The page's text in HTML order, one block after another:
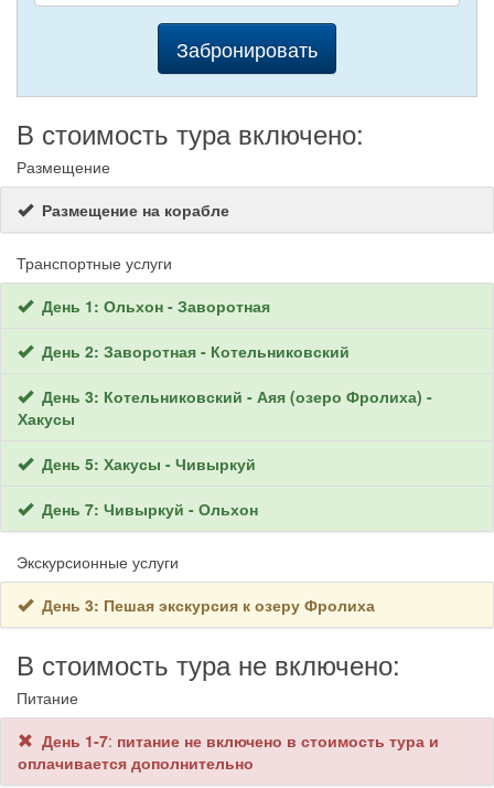
Забронировать
В стоимость тура включено:
Размещение
Размещение на корабле
Транспортные услуги
День 1: Ольхон - Заворотная
День 2: Заворотная - Котельниковский
День 3: Котельниковский - Аяя (озеро Фролиха) -
Хакусы
День 5: Хакусы - Чивыркуй
День 7: Чивыркуй - Ольхон
Экскурсионные услуги
День 3: Пешая экскурсия к озеру Фролиха
В стоимость тура не включено:
Питание
День 1-7: питание не включено в стоимость тура и
оплачивается дополнительно